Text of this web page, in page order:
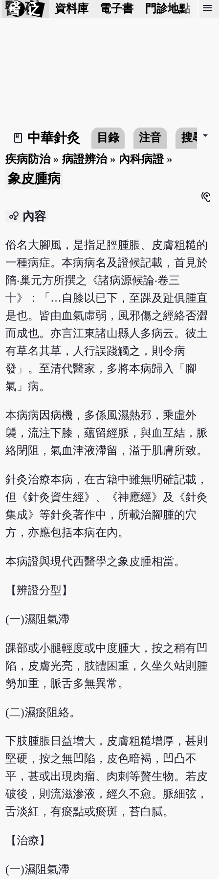
醫 砭 資料庫 電子書 門診地點 預
menu
book_2
中華針灸 目錄 注音 搜尋arrow_drop_down
疾病防治»病證辨治» 內科病證»
象皮腫病
hearing
bubble_chart 內容
俗名大腳風，是指足脛腫脹、皮膚粗糙的
一種病症。本病病名及證候記載，首見於
隋‧巢元方所撰之《諸病源候論‧卷三
十》：「…自膝以已下，至踝及趾俱腫直
是也。皆由血氣虛弱，風邪傷之經絡否澀
而成也。亦言江東諸山縣人多病云。彼土
有草名其草，人行誤踐觸之，則令病
發」。至清代醫家，多將本病歸入「腳
氣」病。
本病病因病機，多係風濕熱邪，乘虛外
襲，流注下膝，蘊留經脈，與血互結，脈
絡閉阻，氣血津液滯留，溢于肌膚所致。
針灸治療本病，在古籍中雖無明確記載，
但《針灸資生經》、《神應經》及《針灸
集成》等針灸著作中，所載治腳腫的穴
方，亦應包括本病在內。
本病證與現代西醫學之象皮腫相當。
【辨證分型】
(一)濕阻氣滯
踝部或小腿輕度或中度腫大，按之稍有凹
陷，皮膚光亮，肢體困重，久坐久站則腫
勢加重，脈舌多無異常。
(二)濕瘀阻絡。
下肢腫脹日益增大，皮膚粗糙增厚，甚則
堅硬，按之無凹陷，皮色暗褐，凹凸不
平，甚或出現肉瘤、肉刺等贅生物。若皮
破後，則流滋滲液，經久不愈。脈細弦，
舌淡紅，有瘀點或瘀斑，苔白膩。
【治療】
(一)濕阻氣滯